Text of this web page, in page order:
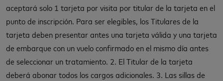
aceptará solo 1 tarjeta por visita por titular de la tarjeta en el
punto de inscripción. Para ser elegibles, los Titulares de la
tarjeta deben presentar antes una tarjeta válida y una tarjeta
de embarque con un vuelo confirmado en el mismo día antes
de seleccionar un tratamiento. 2. El Titular de la tarjeta
deberá abonar todos los cargos adicionales. 3. Las sillas de